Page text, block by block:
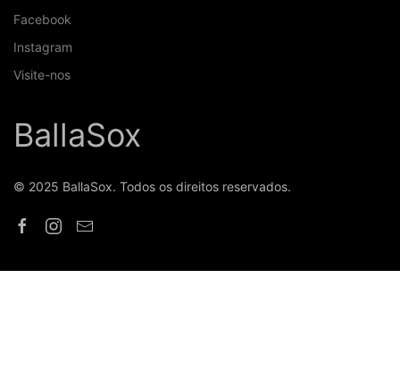
Facebook
Instagram
Visite-nos
BallaSox
© 2025 BallaSox. Todos os direitos reservados.